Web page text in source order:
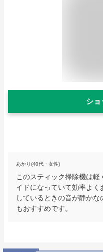
ショ
あかり(40代・女性)
このスティック掃除機は
イドになっていて効率よ
しているときの音が静か
もおすすめです。